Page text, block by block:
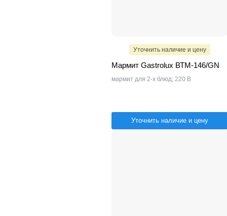
Уточнить наличие и цену
Мармит Gastrolux ВТМ-146/GN
мармит для 2-х блюд; 220 В
Уточнить наличие и цену